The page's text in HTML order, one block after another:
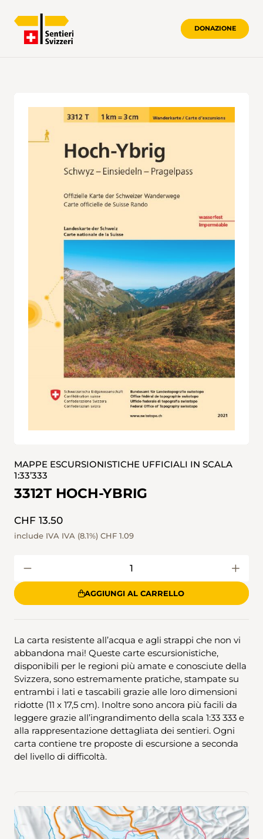
DONAZIONE
MAPPE ESCURSIONISTICHE UFFICIALI IN SCALA
1:33’333
3312T HOCH-YBRIG
CHF 13.50
include IVA IVA (8.1%) CHF 1.09
AGGIUNGI AL CARRELLO
La carta resistente all’acqua e agli strappi che non vi
abbandona mai! Queste carte escursionistiche,
disponibili per le regioni più amate e conosciute della
Svizzera, sono estremamente pratiche, stampate su
entrambi i lati e tascabili grazie alle loro dimensioni
ridotte (11 x 17,5 cm). Inoltre sono ancora più facili da
leggere grazie all’ingrandimento della scala 1:33 333 e
alla rappresentazione dettagliata dei sentieri. Ogni
carta contiene tre proposte di escursione a seconda
del livello di difficoltà.